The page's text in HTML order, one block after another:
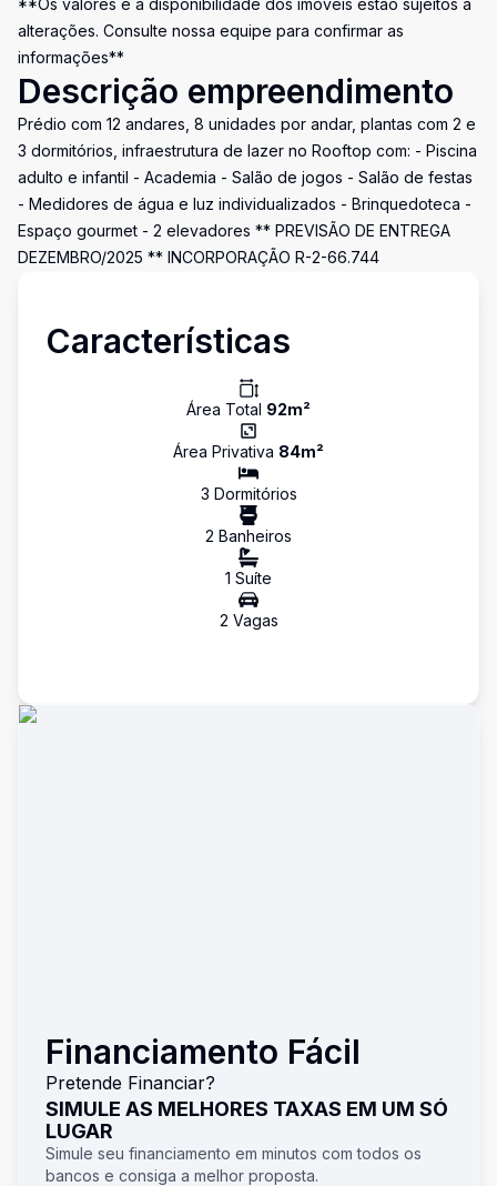
**Os valores e a disponibilidade dos imóveis estão sujeitos a
alterações. Consulte nossa equipe para confirmar as
informações**
Descrição empreendimento
Prédio com 12 andares, 8 unidades por andar, plantas com 2 e
3 dormitórios, infraestrutura de lazer no Rooftop com: - Piscina
adulto e infantil - Academia - Salão de jogos - Salão de festas
- Medidores de água e luz individualizados - Brinquedoteca -
Espaço gourmet - 2 elevadores ** PREVISÃO DE ENTREGA
DEZEMBRO/2025 ** INCORPORAÇÃO R-2-66.744
Características
Área Total 92m²
Área Privativa 84m²
3 Dormitórios
2 Banheiros
1 Suíte
2 Vagas
Financiamento Fácil
Pretende Financiar?
SIMULE AS MELHORES TAXAS EM UM SÓ
LUGAR
Simule seu financiamento em minutos com todos os
bancos e consiga a melhor proposta.